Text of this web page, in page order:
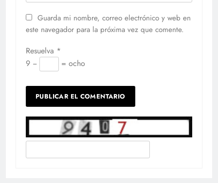
Guarda mi nombre, correo electrónico y web en
este navegador para la próxima vez que comente.
Resuelva *
9 −
= ocho